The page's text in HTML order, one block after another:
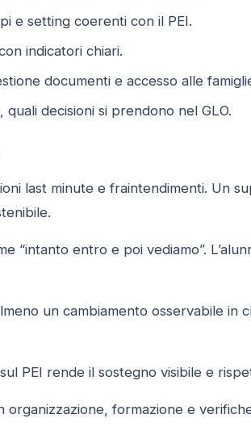
e setting coerenti con il PEI.
indicatori chiari.
documenti e accesso alle
decisioni si prendono nel GLO.
last minute e fraintendimenti. Un
entro e poi vediamo”.
un cambiamento osservabile in
PEI rende il sostegno visibile e
organizzazione, formazione e